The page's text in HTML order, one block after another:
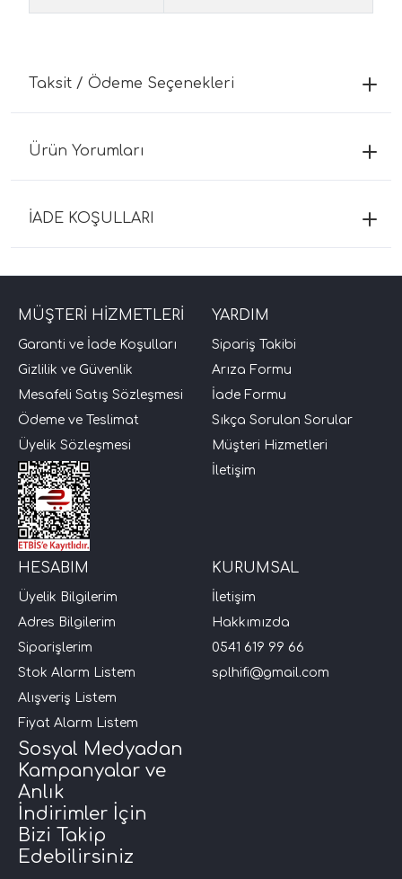
Taksit / Ödeme Seçenekleri
Ürün Yorumları
İADE KOŞULLARI
MÜŞTERİ HİZMETLERİ
Garanti ve İade Koşulları
Gizlilik ve Güvenlik
Mesafeli Satış Sözleşmesi
Ödeme ve Teslimat
Üyelik Sözleşmesi
YARDIM
Sipariş Takibi
Arıza Formu
İade Formu
Sıkça Sorulan Sorular
Müşteri Hizmetleri
İletişim
HESABIM
Üyelik Bilgilerim
Adres Bilgilerim
Siparişlerim
Stok Alarm Listem
Alışveriş Listem
Fiyat Alarm Listem
KURUMSAL
İletişim
Hakkımızda
0541 619 99 66
splhifi@gmail.com
Sosyal Medyadan
Kampanyalar ve
Anlık
İndirimler İçin
Bizi Takip
Edebilirsiniz